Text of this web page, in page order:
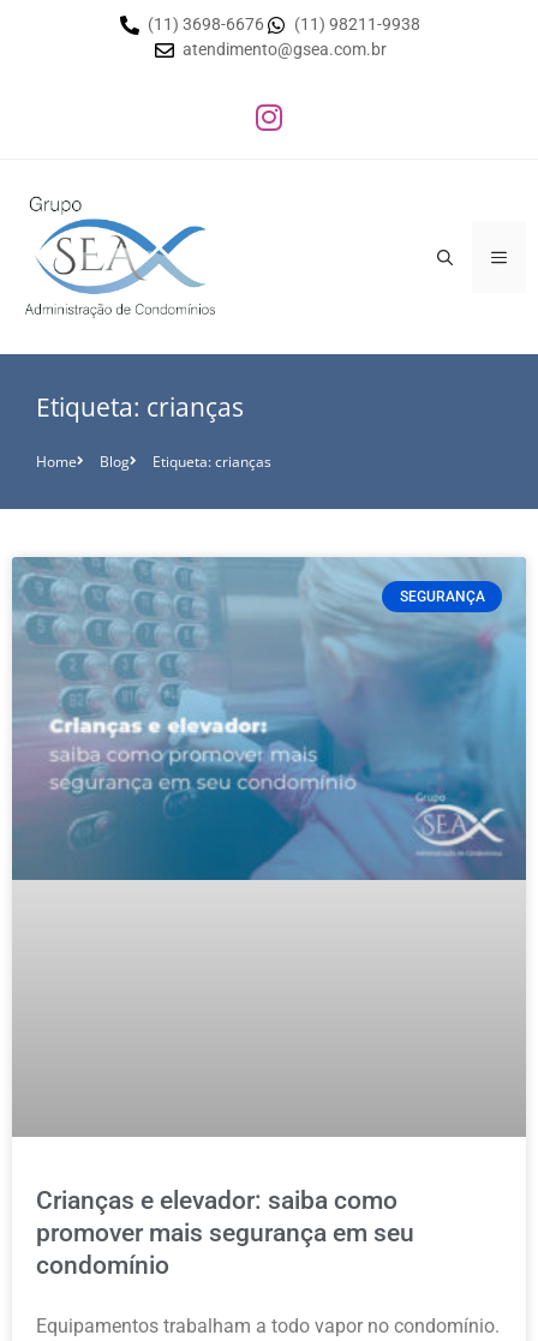
(11) 3698-6676
(11) 98211-9938
atendimento@gsea.com.br
Etiqueta: crianças
Home Blog Etiqueta: crianças
SEGURANÇA
Crianças e elevador: saiba como
promover mais segurança em seu
condomínio
Equipamentos trabalham a todo vapor no condomínio.